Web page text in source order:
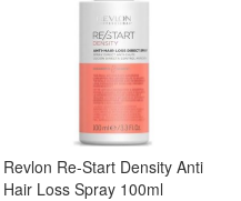
Revlon Re-Start Density Anti
Hair Loss Spray 100ml